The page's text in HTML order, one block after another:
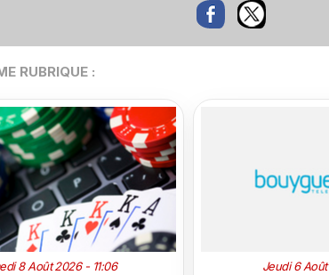
RUBRIQUE :
8 Août 2026 - 11:06
Jeudi 6